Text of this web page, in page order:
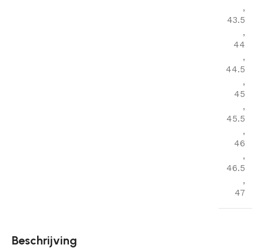
,
43.5
,
44
,
44.5
,
45
,
45.5
,
46
,
46.5
,
47
Beschrijving